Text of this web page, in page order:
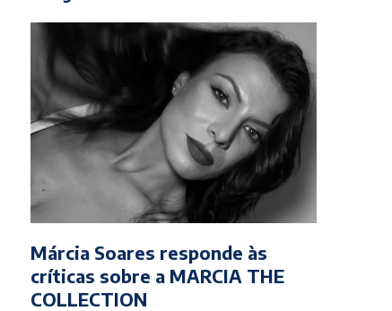
Márcia Soares responde às
críticas sobre a MARCIA THE
COLLECTION